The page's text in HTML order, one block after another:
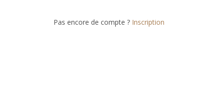
Pas encore de compte ? Inscription